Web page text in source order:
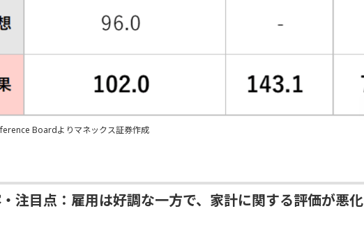
Boardよりマネックス証券作成
・注目点：雇用は好調な一方で、家計に関する評価が悪化